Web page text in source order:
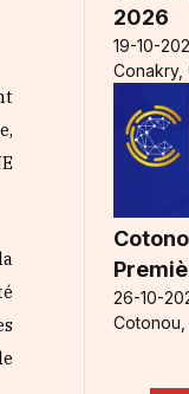
2026
19-10-
Conakry,
26-10-
Cotonou,